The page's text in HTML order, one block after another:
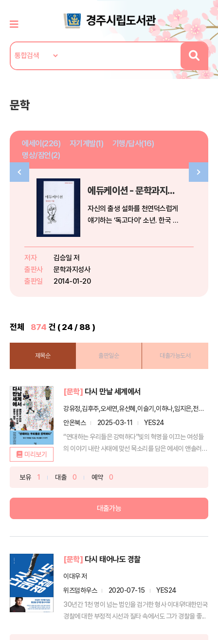
문학
에세이(226) 자기계발(1)
기행/답사(16)
명상/잠언(2)
에듀케이션 - 문학과지성 시인선 410
자신의 출생 설화를 천연덕스럽게
얘기하는 ‘독고다이’ 소년. 한국 현
번도 먹어보지 못한 새로움이 있다.
2009년 등단한 87...
저자
김승일 저
출판사
문학과지성사
출판일
2014-01-20
전체 874 건 ( 24 / 88 )
제목순 출판일순 대출가능도서
미리보기
[문학] 다시 만날 세계에서
강유정,김후주,오세연,유선혜,이슬기,이하나,임지은,전승민,정보라 저
안온북스
2025-03-11
YES24
“연대하는 우리들은 강력하다”빛의 혁명을 이끄는 여성들
의 이야기 내란 사태에 맞선 목소리를 담은 에세이 앤솔러지
보유 1 대출 0 예약 0
대출가능
[문학] 다시 태어나도 경찰
이대우 저
위즈덤하우스
2020-07-15
YES24
30년간 1천 명이 넘는 범인을 검거한 형사 이대우!대한민국
경찰에 대한 부정적 시선과 질타 속에서도 그가 경찰을 좋...